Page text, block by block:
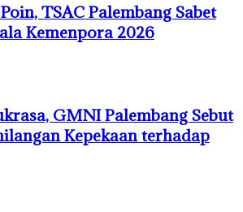
TSAC Palembang Sabet
Kemenpora 2026
GMNI Palembang Sebut
Kepekaan terhadap